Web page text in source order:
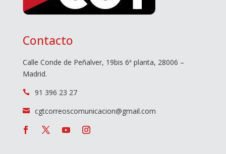
Contacto
Calle Conde de Peñalver, 19bis 6ª planta, 28006 –
Madrid.
 91 396 23 27
 cgtcorreoscomunicacion@gmail.com